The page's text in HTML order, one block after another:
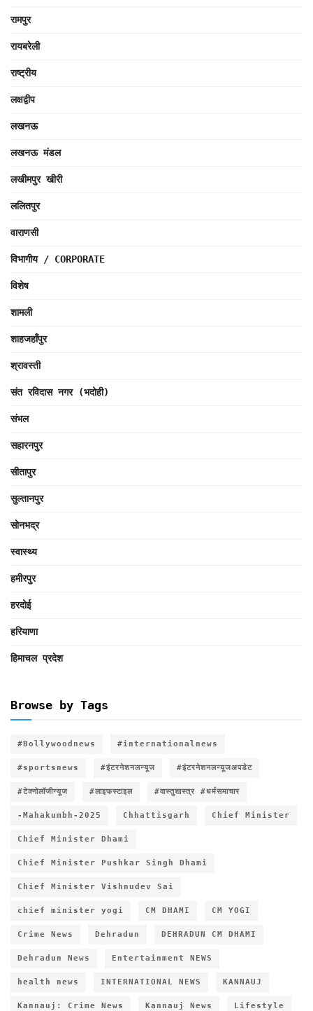
रामपुर
रायबरेली
राष्ट्रीय
लक्षद्वीप
लखनऊ
लखनऊ मंडल
लखीमपुर खीरी
ललितपुर
वाराणसी
विभागीय / CORPORATE
विशेष
शामली
शाहजहाँपुर
श्रावस्ती
संत रविदास नगर (भदोही)
संभल
सहारनपुर
सीतापुर
सुल्तानपुर
सोनभद्र
स्वास्थ्य
हमीरपुर
हरदोई
हरियाणा
हिमाचल प्रदेश
Browse by Tags
#Bollywoodnews #internationalnews
#sportsnews #इंटरनेशनलन्यूज #इंटरनेशनलन्यूजअपडेट
#टेक्नोलॉजीन्यूज #लाइफस्टाइल #वास्तुशास्त्र #धर्मसमाचार
-Mahakumbh-2025 Chhattisgarh Chief Minister
Chief Minister Dhami
Chief Minister Pushkar Singh Dhami
Chief Minister Vishnudev Sai
chief minister yogi CM DHAMI CM YOGI
Crime News Dehradun DEHRADUN CM DHAMI
Dehradun News Entertainment NEWS
health news INTERNATIONAL NEWS KANNAUJ
Kannauj: Crime News Kannauj News Lifestyle